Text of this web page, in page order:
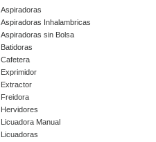
Aspiradoras
Aspiradoras Inhalambricas
Aspiradoras sin Bolsa
Batidoras
Cafetera
Exprimidor
Extractor
Freidora
Hervidores
Licuadora Manual
Licuadoras